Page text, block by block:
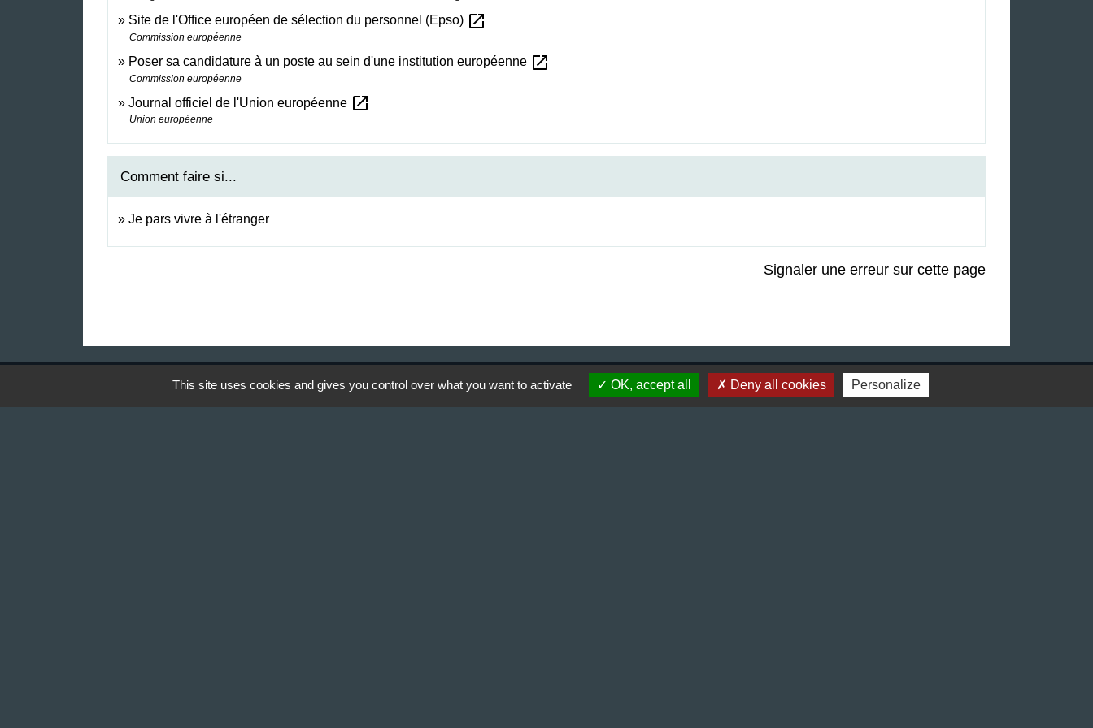
Site de l'Office européen de sélection du personnel (Epso) open_in_new
Commission européenne
Poser sa candidature à un poste au sein d'une institution européenne open_in_new
Commission européenne
Journal officiel de l'Union européenne open_in_new
Union européenne
Comment faire si...
Je pars vivre à l'étranger
Signaler une erreur sur cette page
This site uses cookies and gives you control over what you want to activate OK, accept all Deny all cookies Personalize